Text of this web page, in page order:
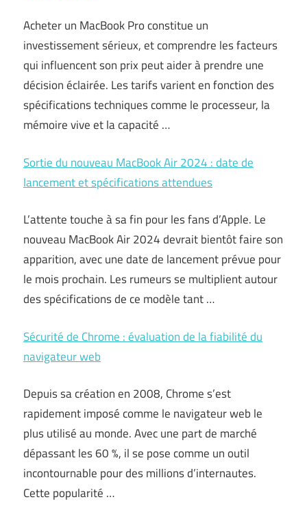
Acheter un MacBook Pro constitue un
investissement sérieux, et comprendre les facteurs
qui influencent son prix peut aider à prendre une
décision éclairée. Les tarifs varient en fonction des
spécifications techniques comme le processeur, la
mémoire vive et la capacité …
Sortie du nouveau MacBook Air 2024 : date de
lancement et spécifications attendues
L’attente touche à sa fin pour les fans d’Apple. Le
nouveau MacBook Air 2024 devrait bientôt faire son
apparition, avec une date de lancement prévue pour
le mois prochain. Les rumeurs se multiplient autour
des spécifications de ce modèle tant …
Sécurité de Chrome : évaluation de la fiabilité du
navigateur web
Depuis sa création en 2008, Chrome s’est
rapidement imposé comme le navigateur web le
plus utilisé au monde. Avec une part de marché
dépassant les 60 %, il se pose comme un outil
incontournable pour des millions d’internautes.
Cette popularité …